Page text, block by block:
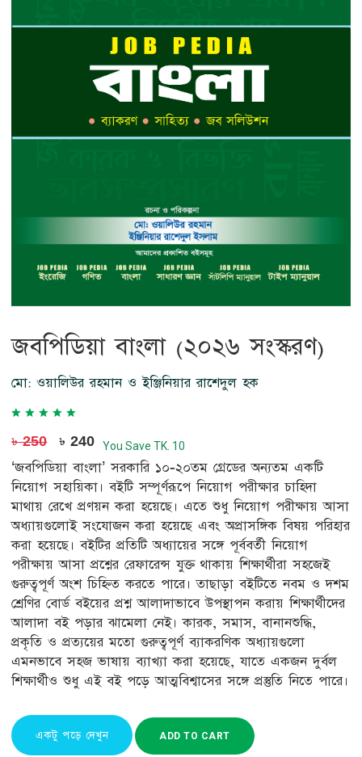
জবপিডিয়া বাংলা (২০২৬ সংস্করণ)
মো: ওয়ালিউর রহমান ও ইঞ্জিনিয়ার রাশেদুল হক
৳ 250 ৳ 240 You Save TK. 10
‘জবপিডিয়া বাংলা’ সরকারি ১০-২০তম গ্রেডের অন্যতম একটি
নিয়োগ সহায়িকা। বইটি সম্পূর্ণরূপে নিয়োগ পরীক্ষার চাহিদা
মাথায় রেখে প্রণয়ন করা হয়েছে। এতে শুধু নিয়োগ পরীক্ষায় আসা
অধ্যায়গুলোই সংযোজন করা হয়েছে এবং অপ্রাসঙ্গিক বিষয় পরিহার
করা হয়েছে। বইটির প্রতিটি অধ্যায়ের সঙ্গে পূর্ববর্তী নিয়োগ
পরীক্ষায় আসা প্রশ্নের রেফারেন্স যুক্ত থাকায় শিক্ষার্থীরা সহজেই
গুরুত্বপূর্ণ অংশ চিহ্নিত করতে পারে। তাছাড়া বইটিতে নবম ও দশম
শ্রেণির বোর্ড বইয়ের প্রশ্ন আলাদাভাবে উপস্থাপন করায় শিক্ষার্থীদের
আলাদা বই পড়ার ঝামেলা নেই। কারক, সমাস, বানানশুদ্ধি,
প্রকৃতি ও প্রত্যয়ের মতো গুরুত্বপূর্ণ ব্যাকরণিক অধ্যায়গুলো
এমনভাবে সহজ ভাষায় ব্যাখ্যা করা হয়েছে, যাতে একজন দুর্বল
শিক্ষার্থীও শুধু এই বই পড়ে আত্মবিশ্বাসের সঙ্গে প্রস্তুতি নিতে পারে।
একটু পড়ে দেখুন ADD TO CART